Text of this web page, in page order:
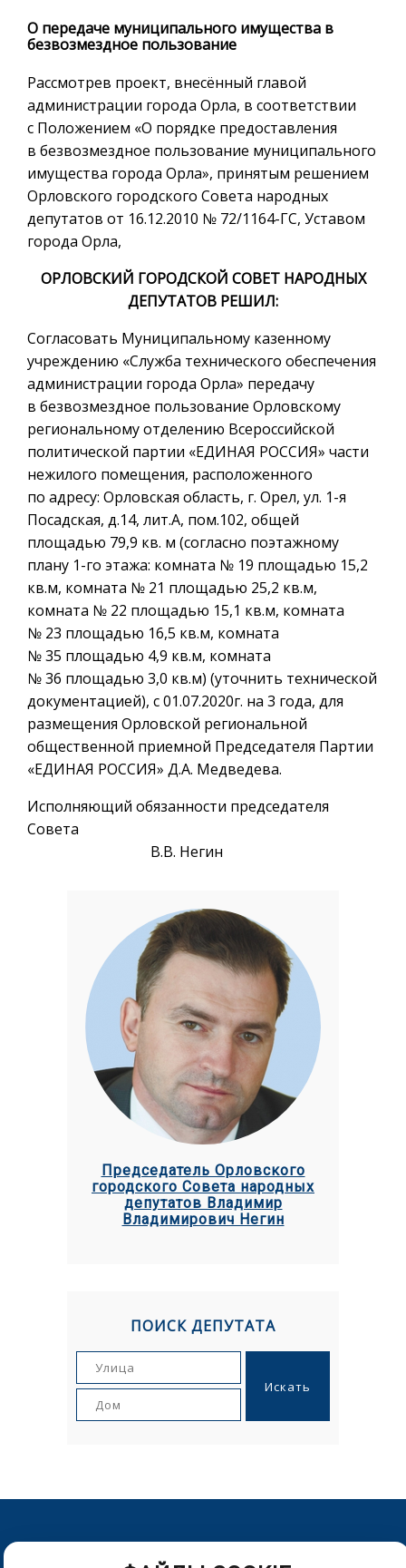
О передаче муниципального имущества в
безвозмездное пользование
Рассмотрев проект, внесённый главой
администрации города Орла, в соответствии
с Положением «О порядке предоставления
в безвозмездное пользование муниципального
имущества города Орла», принятым решением
Орловского городского Совета народных
депутатов от 16.12.2010 № 72/1164-ГС, Уставом
города Орла,
ОРЛОВСКИЙ ГОРОДСКОЙ СОВЕТ НАРОДНЫХ
ДЕПУТАТОВ РЕШИЛ:
Согласовать Муниципальному казенному
учреждению «Служба технического обеспечения
администрации города Орла» передачу
в безвозмездное пользование Орловскому
региональному отделению Всероссийской
политической партии «ЕДИНАЯ РОССИЯ» части
нежилого помещения, расположенного
по адресу: Орловская область, г. Орел, ул. 1-я
Посадская, д.14, лит.А, пом.102, общей
площадью 79,9 кв. м (согласно поэтажному
плану 1-го этажа: комната № 19 площадью 15,2
кв.м, комната № 21 площадью 25,2 кв.м,
комната № 22 площадью 15,1 кв.м, комната
№ 23 площадью 16,5 кв.м, комната
№ 35 площадью 4,9 кв.м, комната
№ 36 площадью 3,0 кв.м) (уточнить технической
документацией), с 01.07.2020г. на 3 года, для
размещения Орловской региональной
общественной приемной Председателя Партии
«ЕДИНАЯ РОССИЯ» Д.А. Медведева.
Исполняющий обязанности председателя
Совета
В.В. Негин
Председатель Орловского
городского Совета народных
депутатов Владимир
Владимирович Негин
ПОИСК ДЕПУТАТА